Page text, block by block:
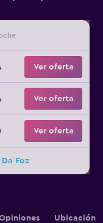
Ver oferta
Ver oferta
Ver oferta
Foz
Ubicación